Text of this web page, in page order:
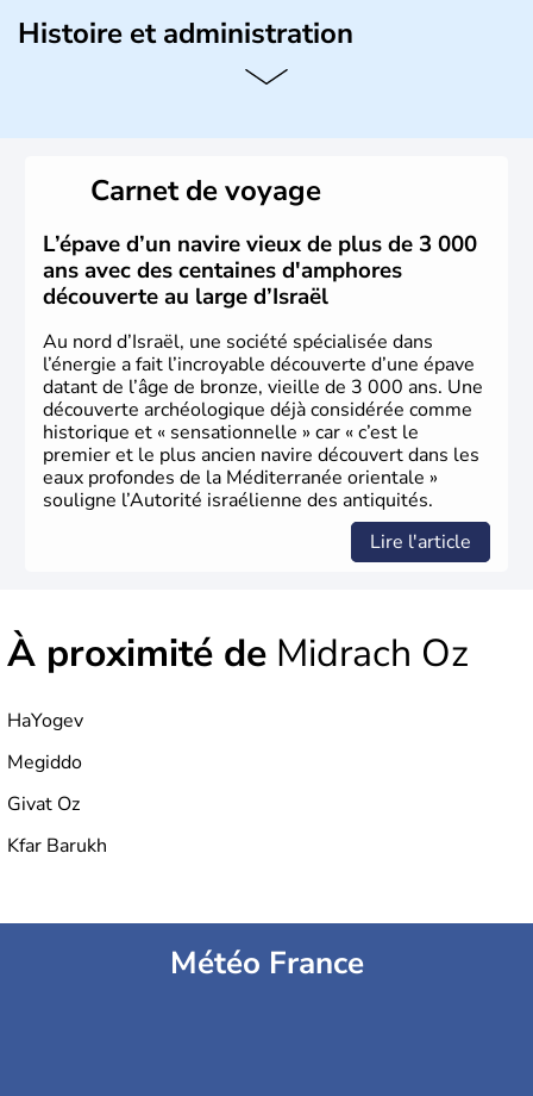
Histoire et administration
L'Israël est un état de la partie est de la Méditerranée,
vrai essor économique dans le domaine des nouvelles
Carnet de voyage
L’épave d’un navire vieux de plus de 3 000
ans avec des centaines d'amphores
découverte au large d’Israël
Au nord d’Israël, une société spécialisée dans
l’énergie a fait l’incroyable découverte d’une épave
datant de l’âge de bronze, vieille de 3 000 ans. Une
découverte archéologique déjà considérée comme
historique et « sensationnelle » car « c’est le
premier et le plus ancien navire découvert dans les
eaux profondes de la Méditerranée orientale »
souligne l’Autorité israélienne des antiquités.
Lire l'article
À proximité de Midrach Oz
HaYogev
Megiddo
Givat Oz
Kfar Barukh
Météo France